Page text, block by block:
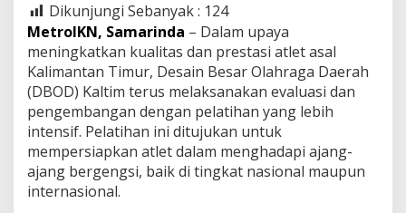
Dikunjungi Sebanyak : 124
MetroIKN, Samarinda – Dalam upaya
meningkatkan kualitas dan prestasi atlet asal
Kalimantan Timur, Desain Besar Olahraga Daerah
(DBOD) Kaltim terus melaksanakan evaluasi dan
pengembangan dengan pelatihan yang lebih
intensif. Pelatihan ini ditujukan untuk
mempersiapkan atlet dalam menghadapi ajang-
ajang bergengsi, baik di tingkat nasional maupun
internasional.